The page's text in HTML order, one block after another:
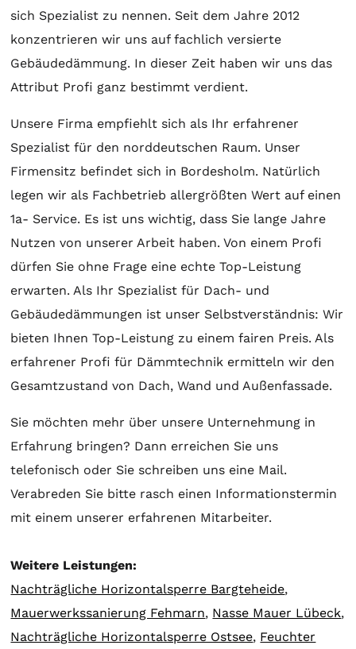
sich Spezialist zu nennen. Seit dem Jahre 2012
konzentrieren wir uns auf fachlich versierte
Gebäudedämmung. In dieser Zeit haben wir uns das
Attribut Profi ganz bestimmt verdient.
Unsere Firma empfiehlt sich als Ihr erfahrener
Spezialist für den norddeutschen Raum. Unser
Firmensitz befindet sich in Bordesholm. Natürlich
legen wir als Fachbetrieb allergrößten Wert auf einen
1a- Service. Es ist uns wichtig, dass Sie lange Jahre
Nutzen von unserer Arbeit haben. Von einem Profi
dürfen Sie ohne Frage eine echte Top-Leistung
erwarten. Als Ihr Spezialist für Dach- und
Gebäudedämmungen ist unser Selbstverständnis: Wir
bieten Ihnen Top-Leistung zu einem fairen Preis. Als
erfahrener Profi für Dämmtechnik ermitteln wir den
Gesamtzustand von Dach, Wand und Außenfassade.
Sie möchten mehr über unsere Unternehmung in
Erfahrung bringen? Dann erreichen Sie uns
telefonisch oder Sie schreiben uns eine Mail.
Verabreden Sie bitte rasch einen Informationstermin
mit einem unserer erfahrenen Mitarbeiter.
Weitere Leistungen:
Nachträgliche Horizontalsperre Bargteheide,
Mauerwerkssanierung Fehmarn, Nasse Mauer Lübeck,
Nachträgliche Horizontalsperre Ostsee, Feuchter